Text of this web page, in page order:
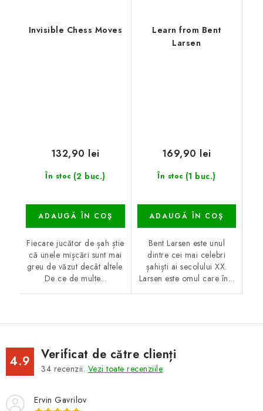
Invisible Chess Moves
În stoc (2 buc.)
132,90 lei
ADAUGĂ ÎN COŞ
Fiecare jucător de șah știe
că unele mișcări sunt mai
greu de văzut decât altele.
De ce de multe...
Learn from Bent
Larsen
În stoc (1 buc.)
169,90 lei
ADAUGĂ ÎN COŞ
Bent Larsen este unul
dintre cei mai celebri
șahiști ai secolului XX.
Larsen este omul care în...
4.9 Verificat de către clienți
34 recenzii. Vezi toate recenziile
Ervin Gavrilov